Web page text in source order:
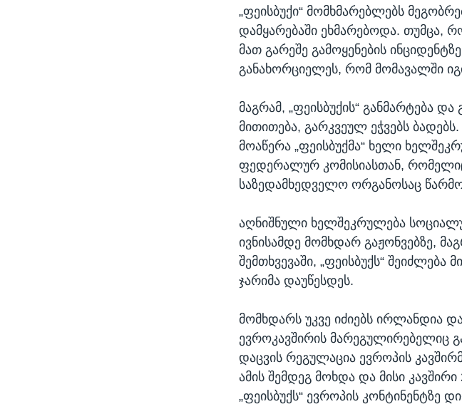
„ფეისბუქი“ მომხმარებლებს
დამყარებაში ეხმარებოდა. თუმცა,
მათ გარეშე გამოყენების
განახორციელეს, რომ მომავალში
მაგრამ, „ფეისბუქის“ განმარტება
მითითება, გარკვეულ ეჭვებს
მოაწერა „ფეისბუქმა“ ხელი
ფედერალურ კომისიასთან, რომელიც
საზედამხედველო ორგანოსაც
აღნიშნული ხელშეკრულება
ივნისამდე მომხდარ გაჟონვებზე,
შემთხვევაში, „ფეისბუქს“
ჯარიმა დაუწესდეს.
მომხდარს უკვე იძიებს ირლანდია
ევროკავშირის მარეგულირებელიც
დაცვის რეგულაცია ევროპის
ამის შემდეგ მოხდა და მისი
„ფეისბუქს“ ევროპის კონტინენტზე